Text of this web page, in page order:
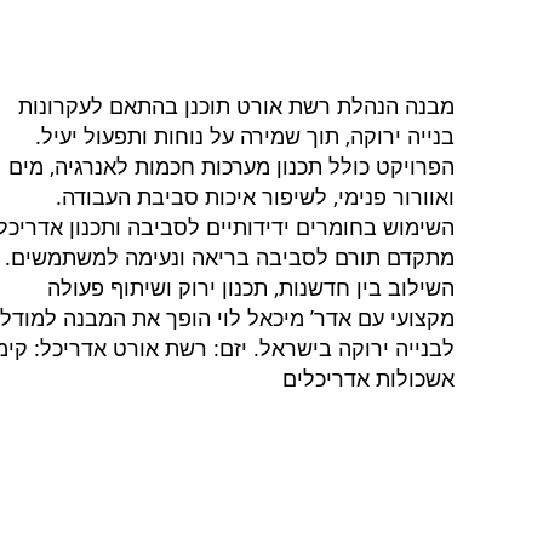
מבנה הנהלת רשת אורט תוכנן בהתאם לעקרונות
בנייה ירוקה, תוך שמירה על נוחות ותפעול יעיל.
הפרויקט כולל תכנון מערכות חכמות לאנרגיה, מים
ואוורור פנימי, לשיפור איכות סביבת העבודה.
השימוש בחומרים ידידותיים לסביבה ותכנון
מתקדם תורם לסביבה בריאה ונעימה למשתמשים.
השילוב בין חדשנות, תכנון ירוק ושיתוף פעולה
מקצועי עם אדר’ מיכאל לוי הופך את המבנה למודל
לבנייה ירוקה בישראל. יזם: רשת אורט אדריכל:
אשכולות אדריכלים